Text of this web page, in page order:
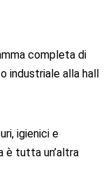
completa di
industriale alla hall
igienici e
è tutta un’altra